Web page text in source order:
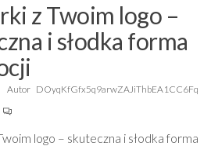
z Twoim logo –
i słodka forma
Autor DOyqKfGfx5q9arwZAJiThbEA1CC6Fq
logo – skuteczna i słodka forma